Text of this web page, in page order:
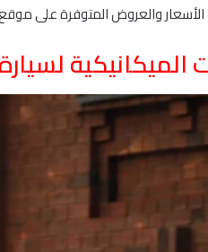
والعروض المتوفرة على
لسيارة